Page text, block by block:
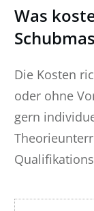
Was
Die Kosten
oder ohne
gern